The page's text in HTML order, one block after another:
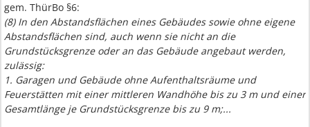
gem. ThürBo §6:
(8) In den Abstandsflächen eines Gebäudes sowie ohne eigene
Abstandsflächen sind, auch wenn sie nicht an die
Grundstücksgrenze oder an das Gebäude angebaut werden,
zulässig:
1. Garagen und Gebäude ohne Aufenthaltsräume und
Feuerstätten mit einer mittleren Wandhöhe bis zu 3 m und einer
Gesamtlänge je Grundstücksgrenze bis zu 9 m;...